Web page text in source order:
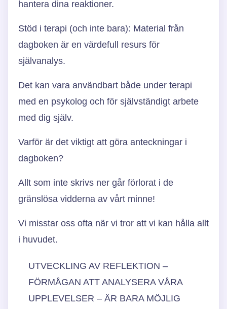
hantera dina reaktioner.
Stöd i terapi (och inte bara): Material från
dagboken är en värdefull resurs för
självanalys.
Det kan vara användbart både under terapi
med en psykolog och för självständigt arbete
med dig själv.
Varför är det viktigt att göra anteckningar i
dagboken?
Allt som inte skrivs ner går förlorat i de
gränslösa vidderna av vårt minne!
Vi misstar oss ofta när vi tror att vi kan hålla allt
i huvudet.
UTVECKLING AV REFLEKTION –
FÖRMÅGAN ATT ANALYSERA VÅRA
UPPLEVELSER – ÄR BARA MÖJLIG